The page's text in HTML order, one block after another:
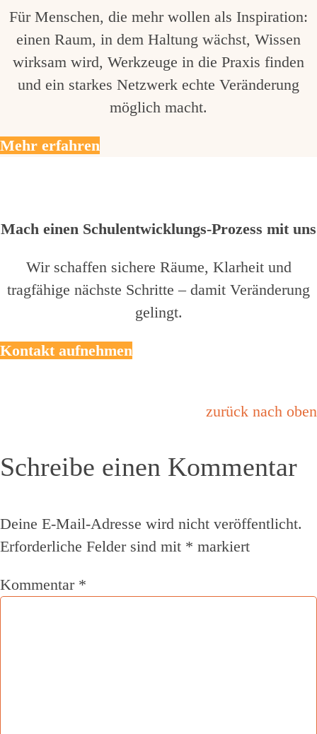
Für Menschen, die mehr wollen als Inspiration:
einen Raum, in dem Haltung wächst, Wissen
wirksam wird, Werkzeuge in die Praxis finden
und ein starkes Netzwerk echte Veränderung
möglich macht.
Mehr erfahren
Mach einen Schulentwicklungs-Prozess mit uns
Wir schaffen sichere Räume, Klarheit und
tragfähige nächste Schritte – damit Veränderung
gelingt.
Kontakt aufnehmen
zurück nach oben
Schreibe einen Kommentar
Deine E-Mail-Adresse wird nicht veröffentlicht.
Erforderliche Felder sind mit * markiert
Kommentar *